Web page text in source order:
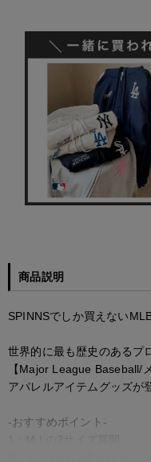
商品説明
SPINNSでしか買えない
世界的に最も歴史のあるプ
【Major League Baseball/
アパレルアイテムグッズが
-おすすめポイント-